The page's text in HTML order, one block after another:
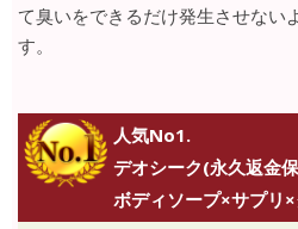
て臭いをできるだけ発生させない
す。
人気No1.
デオシーク(永久返金
ボディソープ×サプリ